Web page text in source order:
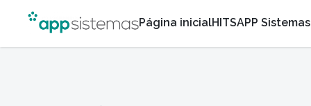
Página inicialHITSAPP Sistemas